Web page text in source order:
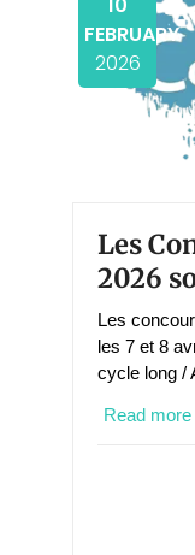
Les
2026
10
FEBRUARY
2026
Les
les 7 et 8
cycle long /
Read more